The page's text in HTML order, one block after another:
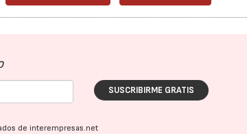
SUSCRIBIRME GRATIS
de interempresas.net